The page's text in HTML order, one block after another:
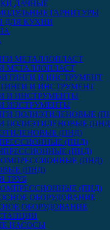
ДАЧНЫЕ
ГАРНИТУРЫ
ДЛЯ КУХНИ
МЕТАЛЛОПЛАСТ
И ИНСТРУМЕНТ
ИНСТРУМЕНТЫ
ПОЛИЭТИЛЕНОВЫЕ
(ПНД)
(ПНД)
(ПНД)
(ПНД)
(ПНД)
ТРУБ
(ПНД)
ОБОРУДОВАНИЕ
НАСОСЫ